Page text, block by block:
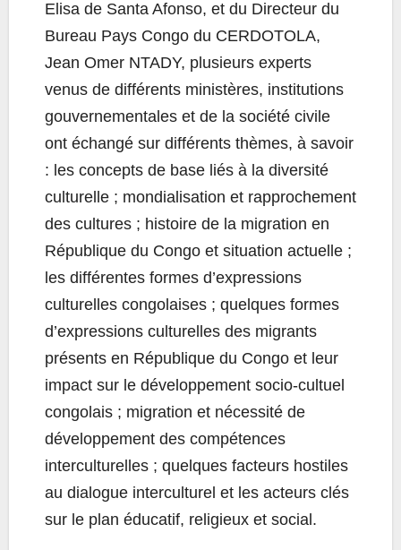
Elisa de Santa Afonso, et du Directeur du
Bureau Pays Congo du CERDOTOLA,
Jean Omer NTADY, plusieurs experts
venus de différents ministères, institutions
gouvernementales et de la société civile
ont échangé sur différents thèmes, à savoir
: les concepts de base liés à la diversité
culturelle ; mondialisation et rapprochement
des cultures ; histoire de la migration en
République du Congo et situation actuelle ;
les différentes formes d’expressions
culturelles congolaises ; quelques formes
d’expressions culturelles des migrants
présents en République du Congo et leur
impact sur le développement socio-cultuel
congolais ; migration et nécessité de
développement des compétences
interculturelles ; quelques facteurs hostiles
au dialogue interculturel et les acteurs clés
sur le plan éducatif, religieux et social.